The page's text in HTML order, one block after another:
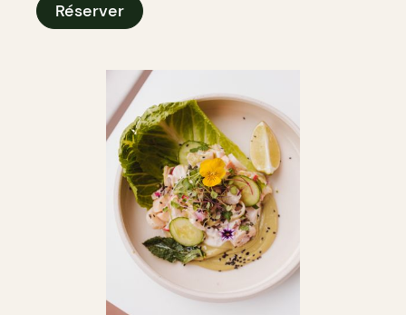
Réserver